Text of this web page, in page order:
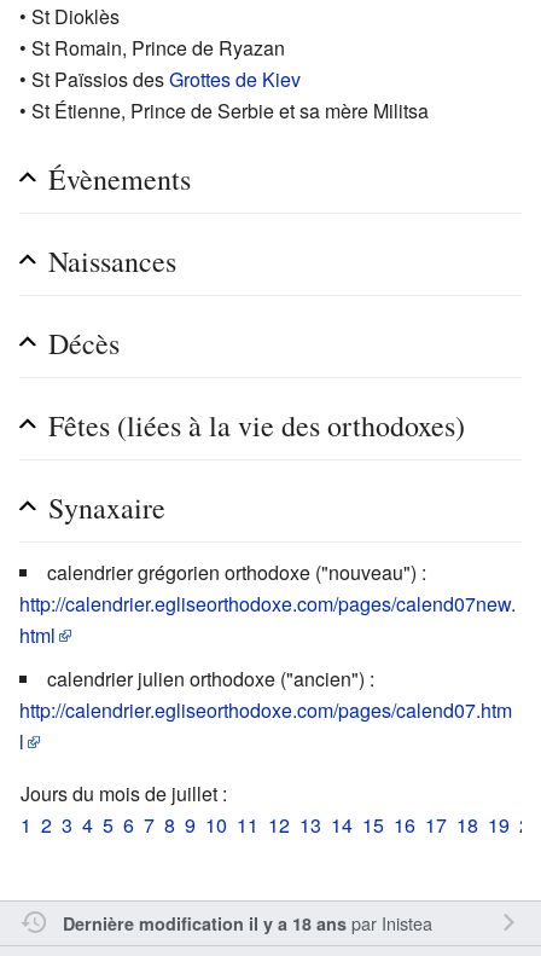
• St Dioklès
• St Romain, Prince de Ryazan
• St Païssios desGrottes de Kiev
• St Étienne, Prince de Serbie et sa mère Militsa
Évènements
Naissances
Décès
Fêtes (liées à la vie des orthodoxes)
Synaxaire
calendrier grégorien orthodoxe ("nouveau") :
http://calendrier.egliseorthodoxe.com/pages/calend07new.
html
calendrier julien orthodoxe ("ancien") :
http://calendrier.egliseorthodoxe.com/pages/calend07.htm
l
Jours du mois de juillet :
1 2 3 4 5 6 7 8 9 10 11 12 13 14 15 16 17 18 19 20
Dernière modification il y a 18 anspar Inistea